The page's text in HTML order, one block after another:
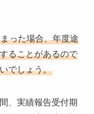
った場合、年度途
ることがあるので
でしょう。
、実績報告受付期